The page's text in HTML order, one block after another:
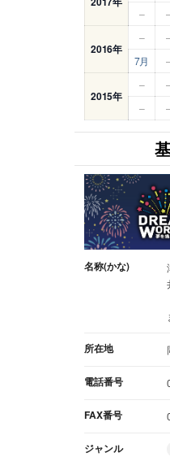
–
2016年
–
7月
2015年
–
–
名称(かな)
所在地
電話番号
FAX番号
ジャンル